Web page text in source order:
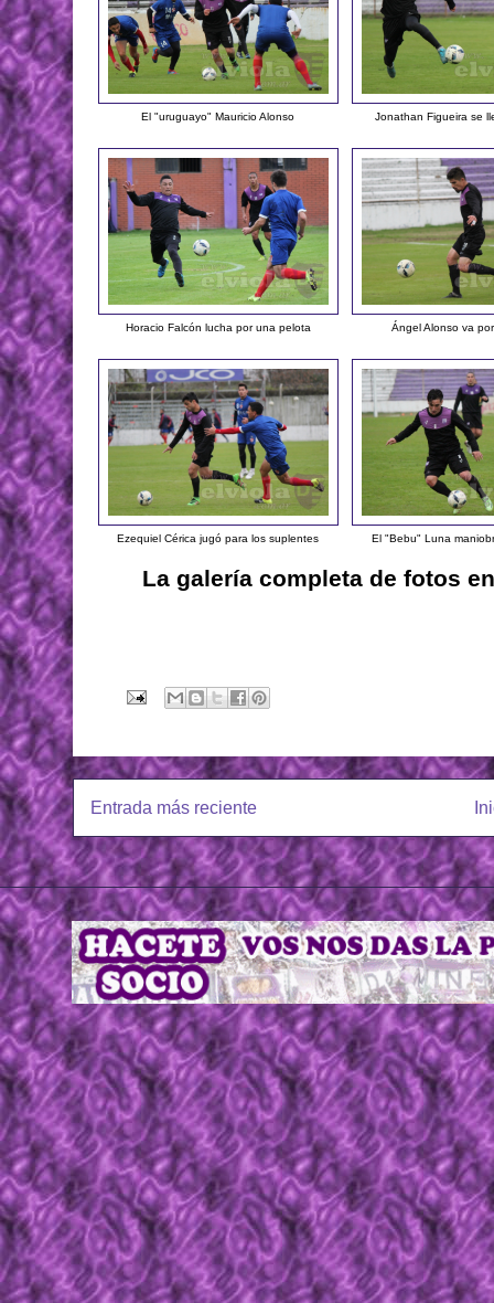
El "uruguayo" Mauricio Alonso Jonathan Figueira se
Horacio Falcón lucha por una pelota Ángel Alonso va
Ezequiel Cérica jugó para los suplentes El "Bebu" Luna
La galería completa de fotos
Entrada más reciente